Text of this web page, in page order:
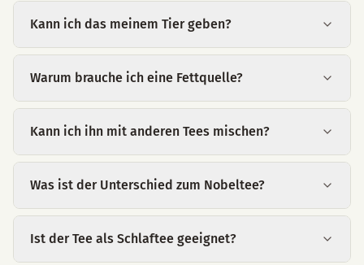
Kann ich das meinem Tier geben?
Warum brauche ich eine Fettquelle?
Kann ich ihn mit anderen Tees mischen?
Was ist der Unterschied zum Nobeltee?
Ist der Tee als Schlaftee geeignet?